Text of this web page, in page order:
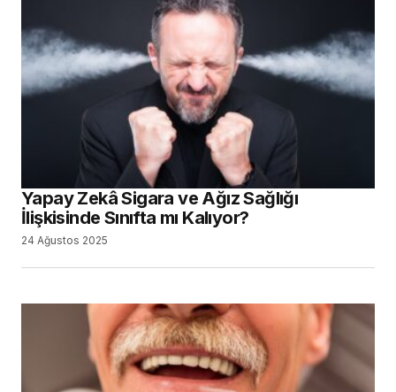
Yapay Zekâ Sigara ve Ağız Sağlığı
İlişkisinde Sınıfta mı Kalıyor?
24 Ağustos 2025